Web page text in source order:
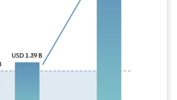
Imagen © Mordor Intelligence. El uso